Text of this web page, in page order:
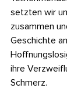
setzten wir
zusammen
Geschichte
ihre
Schmerz.